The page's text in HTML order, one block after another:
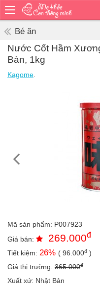
Bé
ăn
vệ
ngoài
an
toàn
Bé
tắm
Bé
Bé ăn
Nước Cốt Hầm
Bản, 1kg
Kagome
Mã sản phẩm: P007923
Giá bán:
269.000đ
Tiết kiệm: 26% ( 96.000đ )
Giá thị trường: 365.000đ
Xuất xứ: Nhật Bản